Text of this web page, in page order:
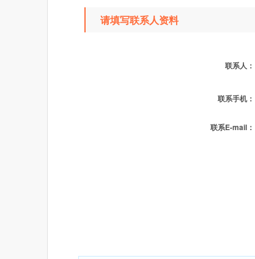
请填写联系人资料
联系人：
联系手机：
联系E-mail：